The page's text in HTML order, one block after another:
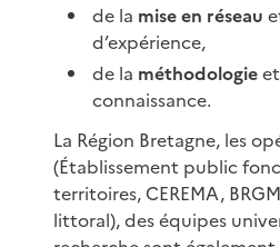
de la mise en réseau
d’expérience,
de la méthodologie
connaissance.
La Région Bretagne, les
(Établissement public
territoires, CEREMA,
littoral), des équipes